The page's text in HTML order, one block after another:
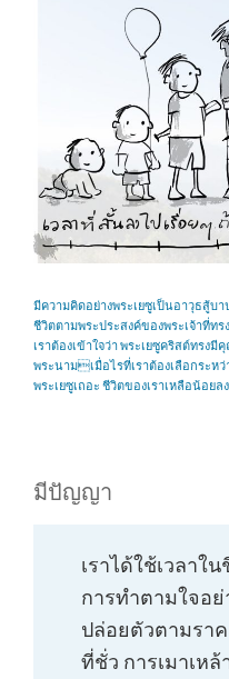
มีความคิดอย่างพระเยซูเป็นอาวุธสู้บ
ชีวิตตามพระประสงค์ของพระเจ้าที่ท
เราต้องเข้าใจว่า พระเยซูคริสต์ทรง
พระนามเมื่อไรที่เราต้องเลือกระห
พระเยซูเถอะ ชีวิตของเราเหลือน้อย
มีปัญญา
เราได้ใช้เวลาใ
การทำตามใจอ
ปล่อยตัวตามรา
ที่ชั่ว การเมาเหล้